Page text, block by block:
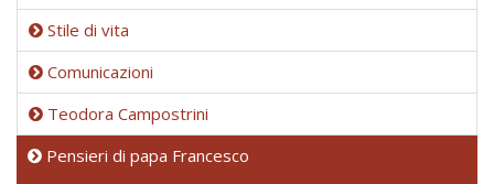
Stile di vita
Comunicazioni
Teodora Campostrini
Pensieri di papa Francesco